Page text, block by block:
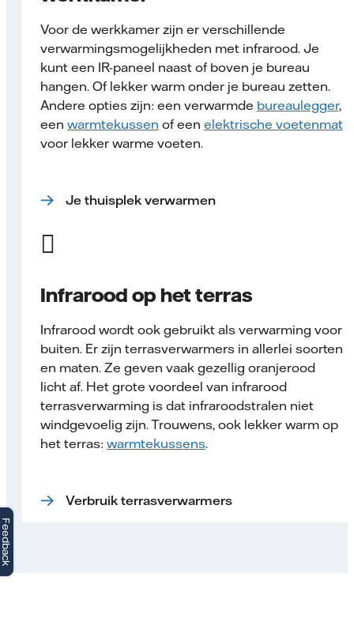
Voor de werkkamer zijn er verschillende
verwarmingsmogelijkheden met infrarood. Je
kunt een IR-paneel naast of boven je bureau
hangen. Of lekker warm onder je bureau zetten.
Andere opties zijn: een verwarmde bureaulegger,
een warmtekussen of een elektrische voetenmat
voor lekker warme voeten.
Je thuisplek verwarmen
Infrarood op het terras
Infrarood wordt ook gebruikt als verwarming voor
buiten. Er zijn terrasverwarmers in allerlei soorten
en maten. Ze geven vaak gezellig oranjerood
licht af. Het grote voordeel van infrarood
terrasverwarming is dat infraroodstralen niet
windgevoelig zijn. Trouwens, ook lekker warm op
het terras: warmtekussens.
Verbruik terrasverwarmers
Feedback